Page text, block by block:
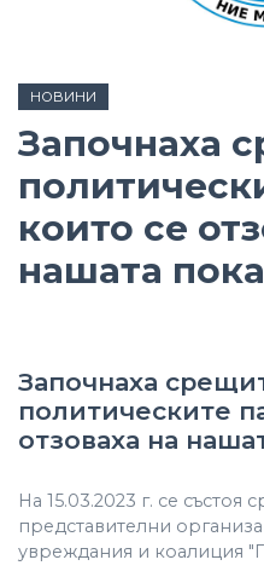
НОВИНИ
Започнаха
които се
нашата
Започнаха
политическите
отзоваха на
На 15.03.2023 г. се
представителни
увреждания и коалиция